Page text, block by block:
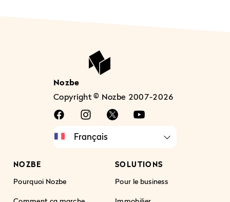
Nozbe
Copyright © Nozbe 2007-2026
NOZBE
Pourquoi Nozbe
SOLUTIONS
Pour le business